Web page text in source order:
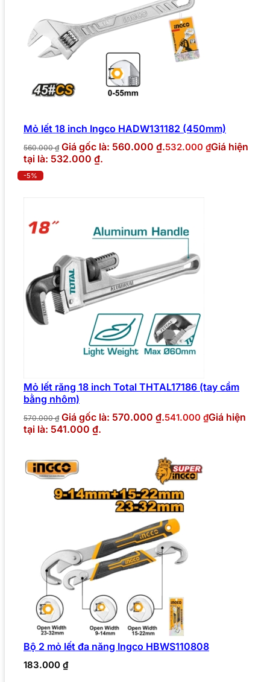
Mỏ lết 18 inch Ingco HADW131182 (450mm)
560.000₫ Giá gốc là: 560.000 ₫.532.000 ₫Giá hiện
tại là: 532.000 ₫.
-5%
Mỏ lết răng 18 inch Total THTAL17186 (tay cầm
bằng nhôm)
570.000₫ Giá gốc là: 570.000 ₫.541.000 ₫Giá hiện
tại là: 541.000 ₫.
Bộ 2 mỏ lết đa năng Ingco HBWS110808
183.000 ₫